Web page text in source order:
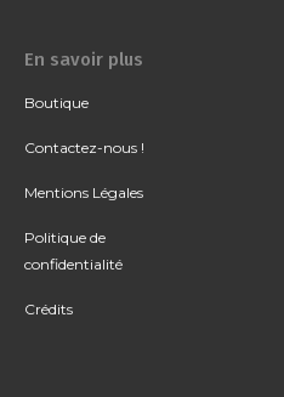
En savoir plus
Boutique
Contactez-nous !
Mentions Légales
Politique de
confidentialité
Crédits